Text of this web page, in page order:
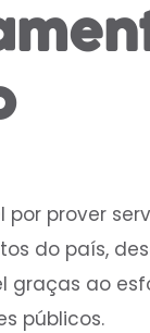
prover
do país,
graças ao
públicos.